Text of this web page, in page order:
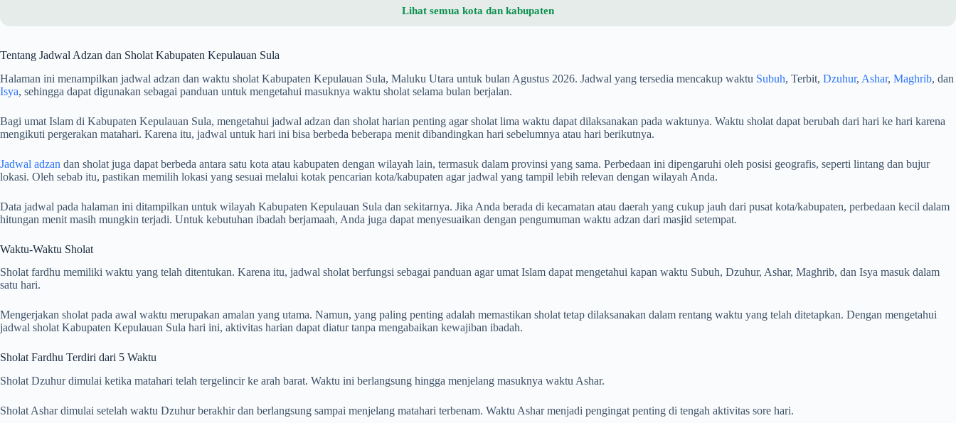
Lihat semua kota dan kabupaten
Tentang Jadwal Adzan dan Sholat Kabupaten Kepulauan Sula
Halaman ini menampilkan jadwal adzan dan waktu sholat Kabupaten Kepulauan Sula, Maluku Utara untuk bulan Agustus 2026. Jadwal yang tersedia mencakup waktu Subuh, Terbit, Dzuhur, Ashar, Maghrib, dan
Isya, sehingga dapat digunakan sebagai panduan untuk mengetahui masuknya waktu sholat selama bulan berjalan.
Bagi umat Islam di Kabupaten Kepulauan Sula, mengetahui jadwal adzan dan sholat harian penting agar sholat lima waktu dapat dilaksanakan pada waktunya. Waktu sholat dapat berubah dari hari ke hari karena
mengikuti pergerakan matahari. Karena itu, jadwal untuk hari ini bisa berbeda beberapa menit dibandingkan hari sebelumnya atau hari berikutnya.
Jadwal adzan dan sholat juga dapat berbeda antara satu kota atau kabupaten dengan wilayah lain, termasuk dalam provinsi yang sama. Perbedaan ini dipengaruhi oleh posisi geografis, seperti lintang dan bujur
lokasi. Oleh sebab itu, pastikan memilih lokasi yang sesuai melalui kotak pencarian kota/kabupaten agar jadwal yang tampil lebih relevan dengan wilayah Anda.
Data jadwal pada halaman ini ditampilkan untuk wilayah Kabupaten Kepulauan Sula dan sekitarnya. Jika Anda berada di kecamatan atau daerah yang cukup jauh dari pusat kota/kabupaten, perbedaan kecil dalam
hitungan menit masih mungkin terjadi. Untuk kebutuhan ibadah berjamaah, Anda juga dapat menyesuaikan dengan pengumuman waktu adzan dari masjid setempat.
Waktu-Waktu Sholat
Sholat fardhu memiliki waktu yang telah ditentukan. Karena itu, jadwal sholat berfungsi sebagai panduan agar umat Islam dapat mengetahui kapan waktu Subuh, Dzuhur, Ashar, Maghrib, dan Isya masuk dalam
satu hari.
Mengerjakan sholat pada awal waktu merupakan amalan yang utama. Namun, yang paling penting adalah memastikan sholat tetap dilaksanakan dalam rentang waktu yang telah ditetapkan. Dengan mengetahui
jadwal sholat Kabupaten Kepulauan Sula hari ini, aktivitas harian dapat diatur tanpa mengabaikan kewajiban ibadah.
Sholat Fardhu Terdiri dari 5 Waktu
Sholat Dzuhur dimulai ketika matahari telah tergelincir ke arah barat. Waktu ini berlangsung hingga menjelang masuknya waktu Ashar.
Sholat Ashar dimulai setelah waktu Dzuhur berakhir dan berlangsung sampai menjelang matahari terbenam. Waktu Ashar menjadi pengingat penting di tengah aktivitas sore hari.